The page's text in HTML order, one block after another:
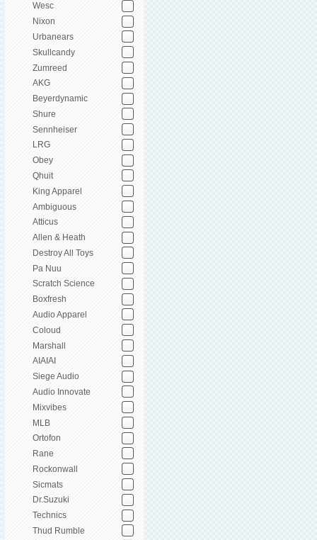
Wesc
Nixon
Urbanears
Skullcandy
Zumreed
AKG
Beyerdynamic
Shure
Sennheiser
LRG
Obey
Qhuit
King Apparel
Ambiguous
Atticus
Allen & Heath
Destroy All Toys
Pa Nuu
Scratch Science
Boxfresh
Audio Apparel
Coloud
Marshall
AIAIAI
Siege Audio
Audio Innovate
Mixvibes
MLB
Ortofon
Rane
Rockonwall
Sicmats
Dr.Suzuki
Technics
Thud Rumble